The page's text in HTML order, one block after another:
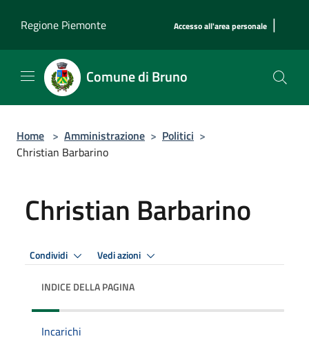
Regione Piemonte
Accesso all'area personale |
Comune di Bruno
Home > Amministrazione > Politici >
Christian Barbarino
Christian Barbarino
Condividi Vedi azioni
INDICE DELLA PAGINA
Incarichi